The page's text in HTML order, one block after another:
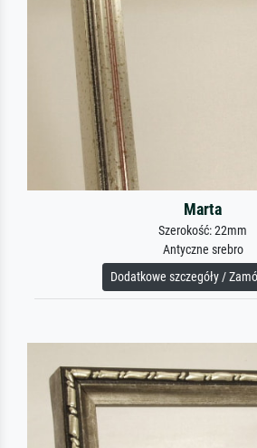
Marta
Szerokość: 22mm
Antyczne srebro
Dodatkowe szczegóły /